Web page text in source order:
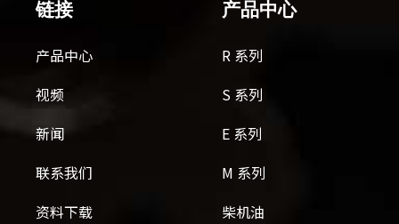
链接
产品中心
视频
新闻
联系我们
资料下载
产品中心
R 系列
S 系列
E 系列
M 系列
柴机油